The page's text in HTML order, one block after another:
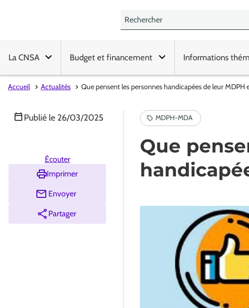
La CNSA Budget et financement Informations
Accueil Actualités Que pensent les personnes handicapées de leur MDPH
Que
Publié le 26/03/2025
Écouter
Imprimer
Envoyer
Partager